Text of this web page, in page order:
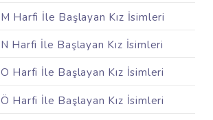
M Harfi İle Başlayan Kız İsimleri
N Harfi İle Başlayan Kız İsimleri
O Harfi İle Başlayan Kız İsimleri
Ö Harfi İle Başlayan Kız İsimleri